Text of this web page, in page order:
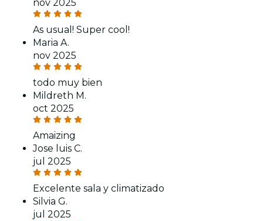
nov 2025
As usual! Super cool!
Maria A.
nov 2025
todo muy bien
Mildreth M.
oct 2025
Amaizing
Jose luis C.
jul 2025
Excelente sala y climatizado
Silvia G.
jul 2025